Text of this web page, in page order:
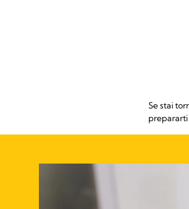
Se stai
prepararti